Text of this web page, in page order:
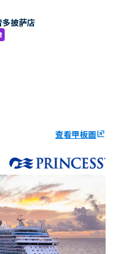
多披萨店
查看甲板圖ungroup